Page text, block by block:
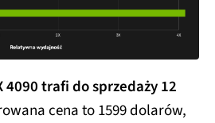
4090 trafi do sprzedaży 12
cena to 1599 dolarów,